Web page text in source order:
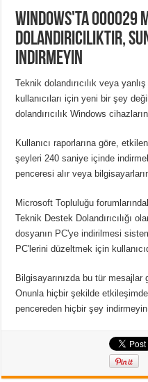
Windows'ta 000029
dolandırıcılıktır,
indirmeyin
Teknik dolandırıcılık veya
kullanıcıları için yeni bir şey
dolandırıcılık Windows
Kullanıcı raporlarına göre,
şeyleri 240 saniye içinde
penceresi alır veya
Microsoft Topluluğu
Teknik Destek Dolandırıcılığı
dosyanın PC'ye indirilmesi
PC'lerini düzeltmek için
Bilgisayarınızda bu tür mesajlar
Onunla hiçbir şekilde
pencereden hiçbir şey indirmeyin.